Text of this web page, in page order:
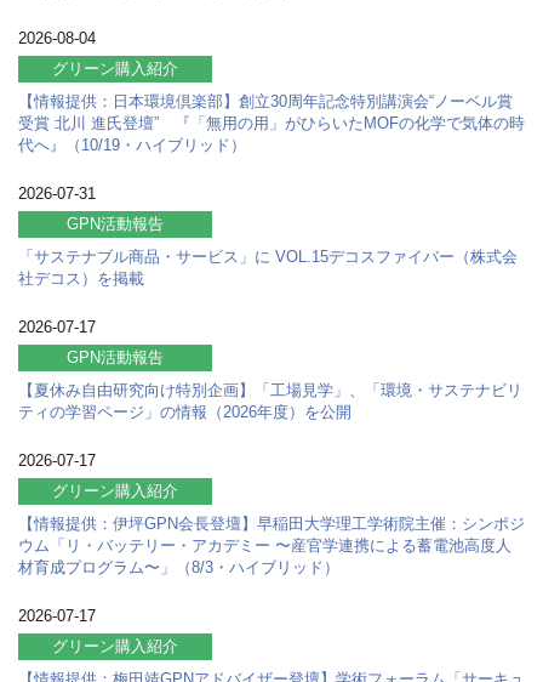
2026-08-04
グリーン購入紹介
【情報提供：日本環境倶楽部】創立30周年記念特別講演会“ノーベル賞
受賞 北川 進氏登壇” 『「無用の用」がひらいたMOFの化学で気体の時
代へ』（10/19・ハイブリッド）
2026-07-31
GPN活動報告
「サステナブル商品・サービス」に VOL.15デコスファイバー（株式会
社デコス）を掲載
2026-07-17
GPN活動報告
【夏休み自由研究向け特別企画】「工場見学」、「環境・サステナビリ
ティの学習ページ」の情報（2026年度）を公開
2026-07-17
グリーン購入紹介
【情報提供：伊坪GPN会長登壇】早稲田大学理工学術院主催：シンポジ
ウム「リ・バッテリー・アカデミー 〜産官学連携による蓄電池高度人
材育成プログラム〜」（8/3・ハイブリッド）
2026-07-17
グリーン購入紹介